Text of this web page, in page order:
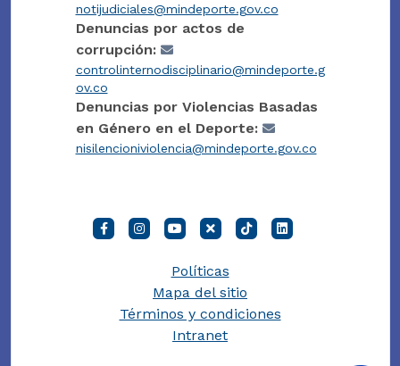
notijudiciales@mindeporte.gov.co
Denuncias por actos de
corrupción:
controlinternodisciplinario@mindeporte.g
ov.co
Denuncias por Violencias Basadas
en Género en el Deporte:
nisilencioniviolencia@mindeporte.gov.co
Políticas
Mapa del sitio
Términos y condiciones
Intranet